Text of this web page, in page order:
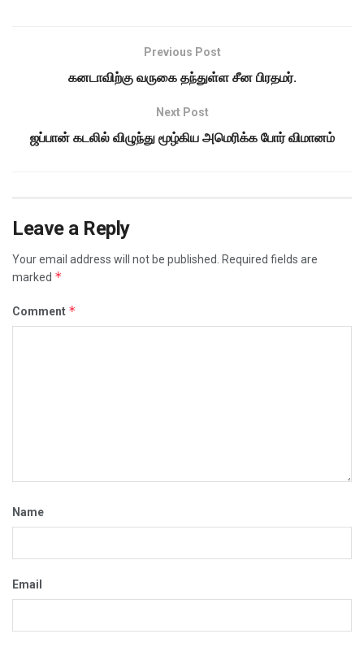
Previous Post
கனடாவிற்கு வருகை தந்துள்ள சீன பிரதமர்.
Next Post
ஜப்பான் கடலில் விழுந்து மூழ்கிய அமெரிக்க போர் விமானம்
Leave a Reply
Your email address will not be published.
Required fields are
marked *
Comment *
Name
Email